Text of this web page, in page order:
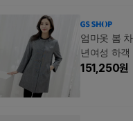
엄마옷 봄
년여성 하객
151,250원